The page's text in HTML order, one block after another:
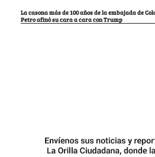
La casona más de 100 años de la embajada de
Petro afinó su cara a cara con Trump